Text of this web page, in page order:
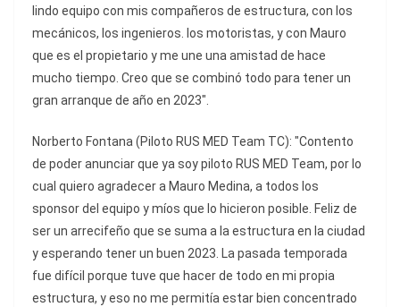
lindo equipo con mis compañeros de estructura, con los
mecánicos, los ingenieros. los motoristas, y con Mauro
que es el propietario y me une una amistad de hace
mucho tiempo. Creo que se combinó todo para tener un
gran arranque de año en 2023".
Norberto Fontana (Piloto RUS MED Team TC): "Contento
de poder anunciar que ya soy piloto RUS MED Team, por lo
cual quiero agradecer a Mauro Medina, a todos los
sponsor del equipo y míos que lo hicieron posible. Feliz de
ser un arrecifeño que se suma a la estructura en la ciudad
y esperando tener un buen 2023. La pasada temporada
fue difícil porque tuve que hacer de todo en mi propia
estructura, y eso no me permitía estar bien concentrado